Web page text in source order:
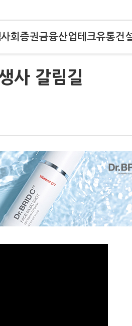
사회 증권금융산업테크유통건
사 갈림길